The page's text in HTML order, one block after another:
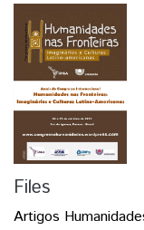
Files
Artigos